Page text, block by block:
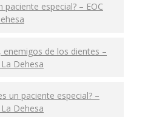
paciente especial? – EOC
enemigos de los dientes –
Dehesa
un paciente especial? –
Dehesa